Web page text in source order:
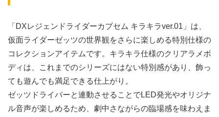
「DXレジェンドライダーカプセム キラキラver.01」は、
仮面ライダーゼッツの世界観をさらに楽しめる特別仕様の
コレクションアイテムです。キラキラ仕様のクリアラメボ
ディは、これまでのシリーズにはない特別感があり、飾っ
ても遊んでも満足できる仕上がり。
ゼッツドライバーと連動させることでLED発光やオリジナ
ル音声が楽しめるため、劇中さながらの臨場感を味わえま